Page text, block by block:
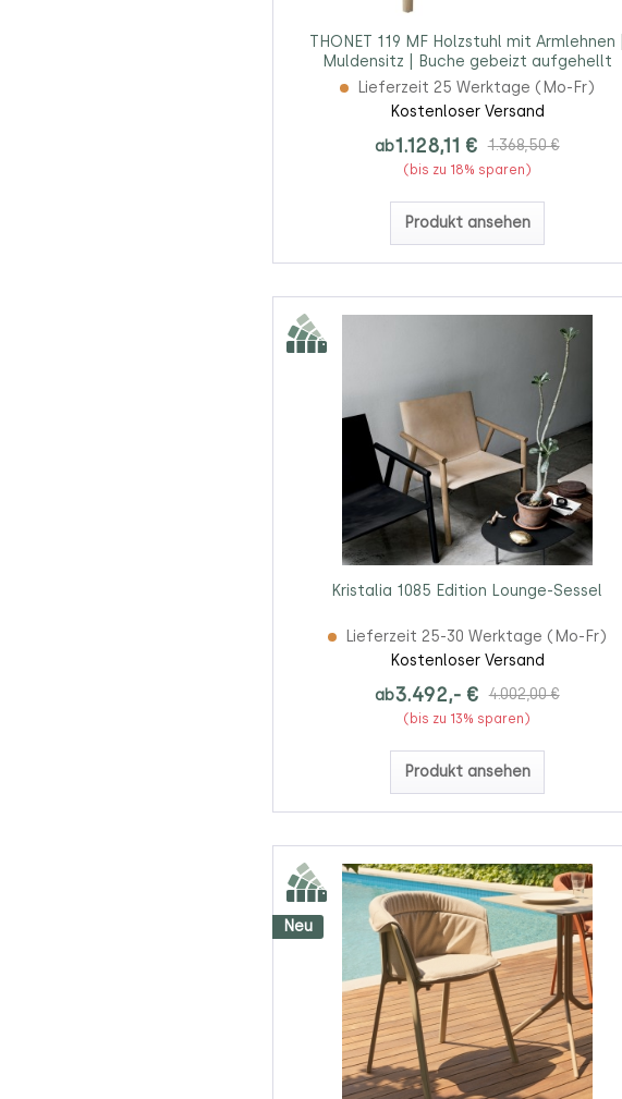
THONET 119 MF Holzstuhl mit Armlehnen |
Muldensitz | Buche gebeizt aufgehellt
Lieferzeit 25 Werktage (Mo-Fr)
Kostenloser Versand
ab1.128,11 € 1.368,50 €
(bis zu 18% sparen)
Produkt ansehen
Kristalia 1085 Edition Lounge-Sessel
Lieferzeit 25-30 Werktage (Mo-Fr)
Kostenloser Versand
ab3.492,- € 4.002,00 €
(bis zu 13% sparen)
Produkt ansehen
Neu